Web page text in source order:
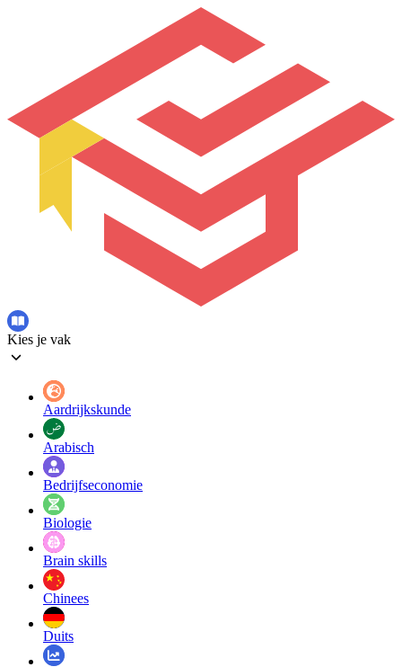
Kies je vak
Aardrijkskunde
Arabisch
Bedrijfseconomie
Biologie
Brain skills
Chinees
Duits